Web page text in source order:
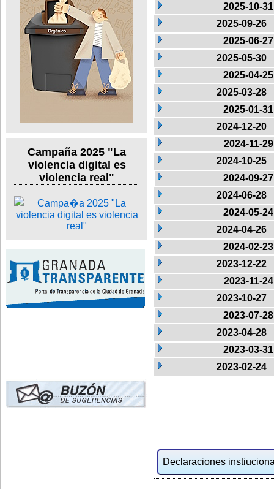
Campaña 2025 "La
violencia digital es
violencia real"
2025-10-31
2025-09-26
2025-06-27
2025-05-30
2025-04-25
2025-03-28
2025-01-31
2024-12-20
2024-11-29
2024-10-25
2024-09-27
2024-06-28
2024-05-24
2024-04-26
2024-02-23
2023-12-22
2023-11-24
2023-10-27
2023-07-28
2023-04-28
2023-03-31
2023-02-24
Declaraciones